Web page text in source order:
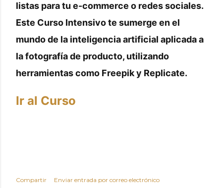
listas para tu e-commerce o redes sociales.
Este Curso Intensivo te sumerge en el
mundo de la inteligencia artificial aplicada a
la fotografía de producto, utilizando
herramientas como Freepik y Replicate.
Ir al Curso
Compartir Enviar entrada por correo electrónico